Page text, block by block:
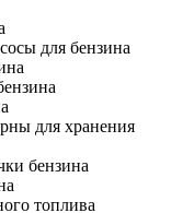
для бензина
для хранения
бензина
топлива